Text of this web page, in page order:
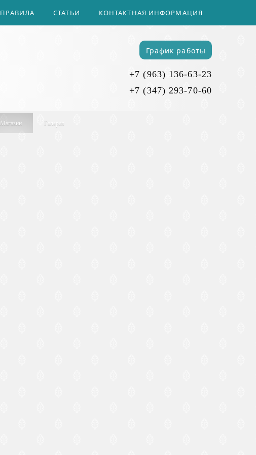
ПРАВИЛА СТАТЬИ КОНТАКТНАЯ ИНФОРМАЦИЯ
График работы
+7 (963) 136-63-23
+7 (347) 293-70-60
Магазин Галерея